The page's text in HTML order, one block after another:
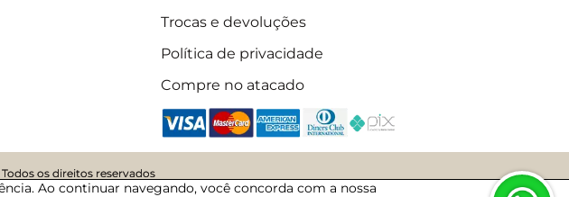
Trocas e devoluções
Política de privacidade
Compre no atacado
os direitos reservados
· 01:20 · 49988963
Ao continuar navegando, você concorda com a nossa